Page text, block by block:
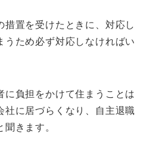
措置を受けたときに、対応し
うため必ず対応しなければい
に負担をかけて住まうことは
社に居づらくなり、自主退職
きます。